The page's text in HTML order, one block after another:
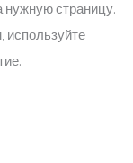
нужную страницу.
используйте